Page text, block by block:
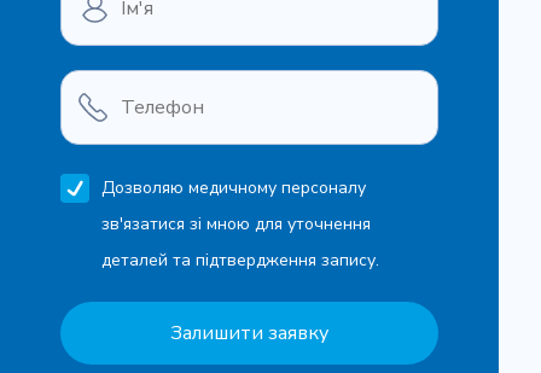
Дозволяю медичному персоналу
зв'язатися зі мною для уточнення
деталей та підтвердження запису.
Залишити заявку